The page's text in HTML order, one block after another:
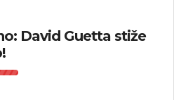
David Guetta stiže